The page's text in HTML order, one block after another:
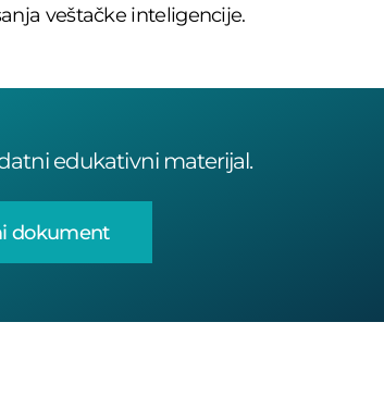
veštačke inteligencije.
edukativni materijal.
dokument